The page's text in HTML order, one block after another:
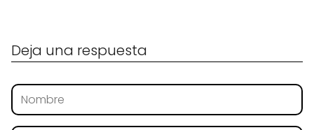
Deja una respuesta